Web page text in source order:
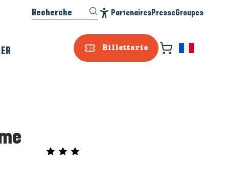
Billetterie
Recherche PartenairesPresseGroupes